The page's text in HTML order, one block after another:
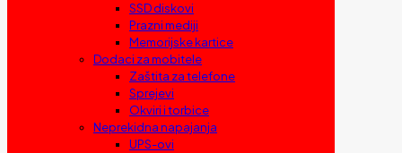
SSD diskovi
Prazni mediji
Memorijske kartice
Dodaci za mobitele
Zaštita za telefone
Sprejevi
Okviri i torbice
Neprekidna napajanja
UPS-ovi